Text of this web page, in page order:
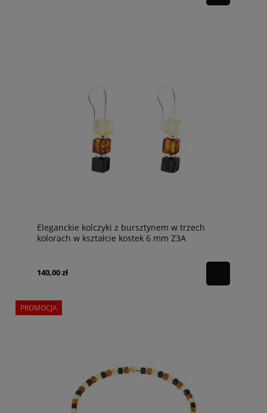
Eleganckie kolczyki z bursztynem w trzech
kolorach w kształcie kostek 6 mm Z3A
140,00 zł
PROMOCJA